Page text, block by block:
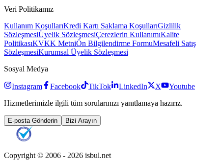
Veri Politikamız
Kullanım KoşullarıKredi Kartı Saklama KoşullarıGizlilik
SözleşmesiÜyelik SözleşmesiÇerezlerin KullanımıKalite
PolitikasıKVKK MetniÖn Bilgilendirme FormuMesafeli Satış
SözleşmesiKurumsal Üyelik Sözleşmesi
Sosyal Medya
Instagram Facebook TikTok LinkedIn X
Youtube
Hizmetlerimizle ilgili tüm sorularınızı yanıtlamaya hazırız.
E-posta Gönderin Bizi Arayın
Copyright © 2006 - 2026 isbul.net